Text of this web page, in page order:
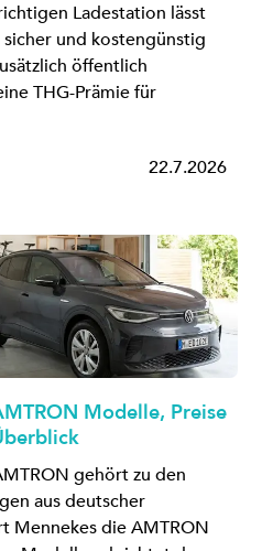
Ladestation lässt
und kostengünstig
öffentlich
THG-Prämie für
22.7.2026
Modelle, Preise
gehört zu den
aus deutscher
Mennekes die AMTRON